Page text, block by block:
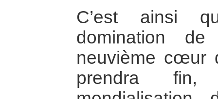
C’est ainsi
domination de
neuvième cœur
prendra